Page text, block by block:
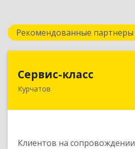
Рекомендованные партнеры
Сервис-класс
Курчатов
Клиентов на сопровождении